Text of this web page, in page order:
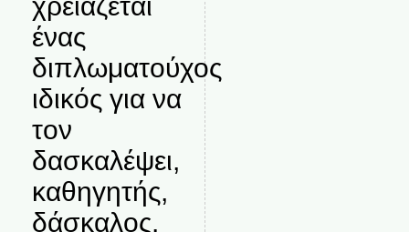
ένας
διπλωματούχος
ιδικός για να
τον
δασκαλέψει,
καθηγητής,
δάσκαλος.